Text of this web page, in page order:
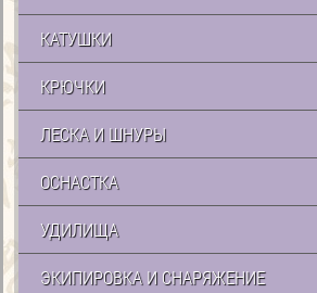
КАТУШКИ
КРЮЧКИ
ЛЕСКА И ШНУРЫ
ОСНАСТКА
УДИЛИЩА
ЭКИПИРОВКА И СНАРЯЖЕНИЕ